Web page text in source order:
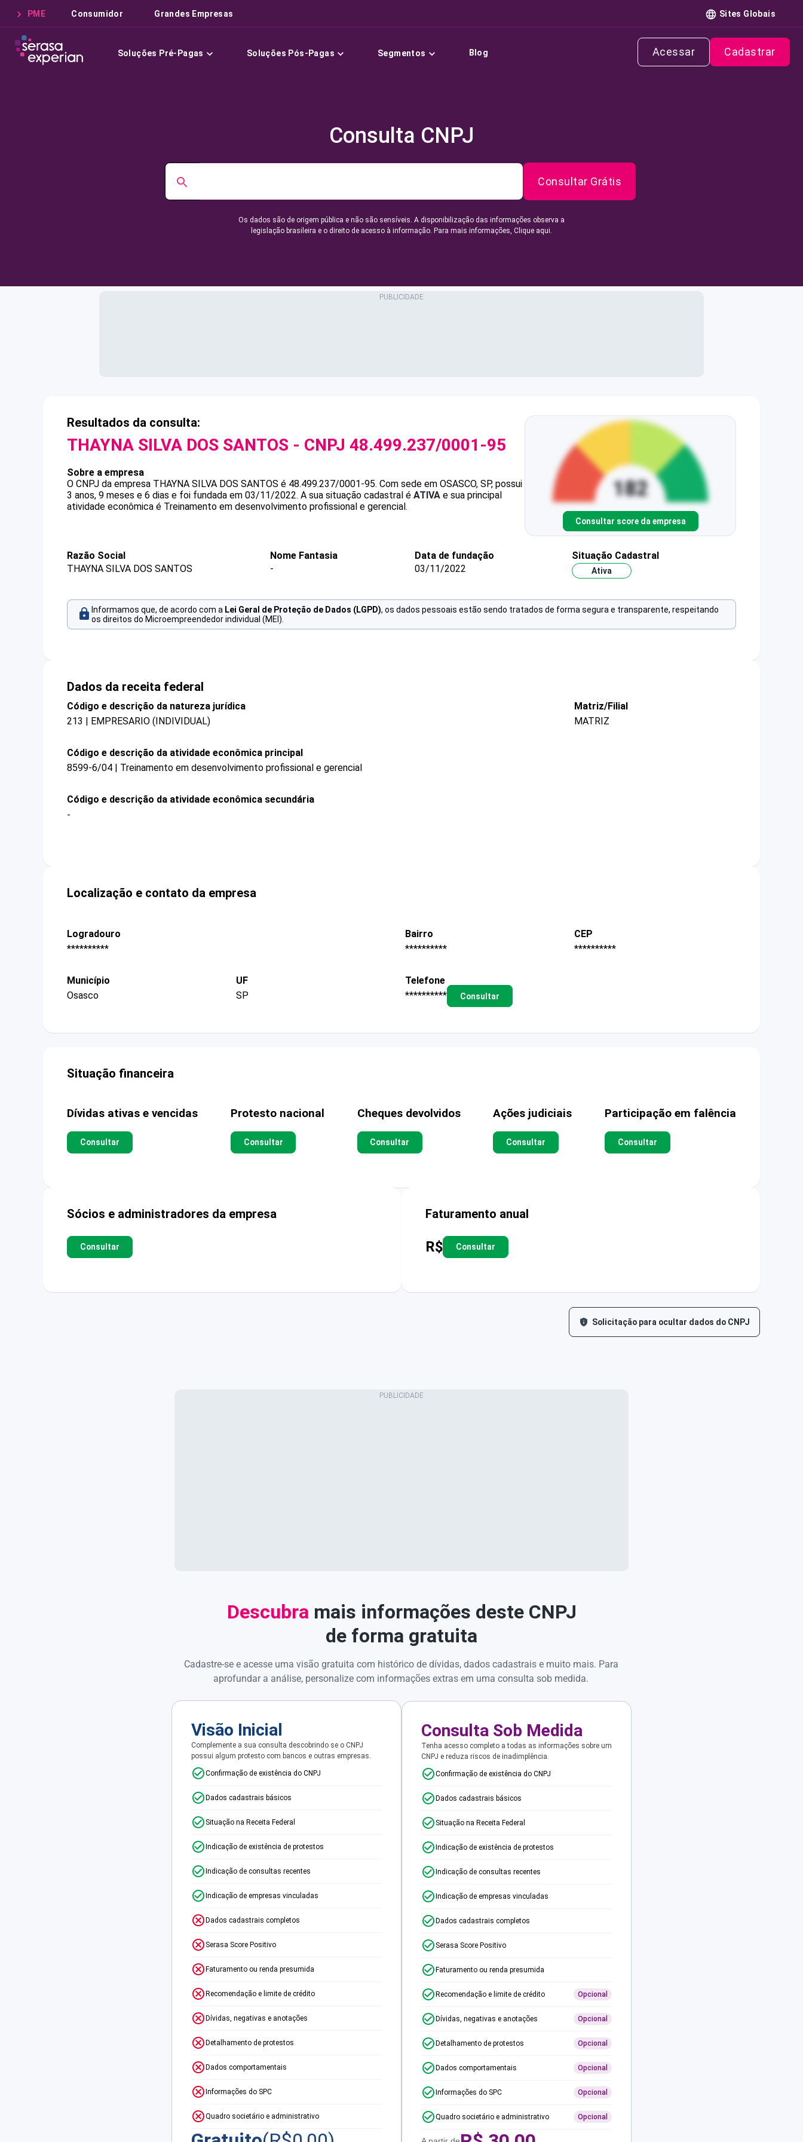
PME Consumidor Grandes Empresas Sites Globais
Soluções Pré-Pagas Soluções Pós-Pagas Segmentos Blog Acessar Cadastrar
Consulta CNPJ
Consultar Grátis
Os dados são de origem pública e não são sensíveis. A disponibilização das informações observa a
legislação brasileira e o direito de acesso à informação. Para mais informações, Clique aqui.
Resultados da consulta:
THAYNA SILVA DOS SANTOS - CNPJ 48.499.237/0001-95
Sobre a empresa
O CNPJ da empresa THAYNA SILVA DOS SANTOS é 48.499.237/0001-95. Com sede em OSASCO, SP, possui
3 anos, 9 meses e 6 dias e foi fundada em 03/11/2022. A sua situação cadastral é ATIVA e sua principal
atividade econômica é Treinamento em desenvolvimento profissional e gerencial.
Consultar score da empresa
Razão Social
THAYNA SILVA DOS SANTOS
Nome Fantasia
-
Data de fundação
03/11/2022
Situação Cadastral
Ativa
Informamos que, de acordo com a Lei Geral de Proteção de Dados (LGPD), os dados pessoais estão sendo tratados de forma segura e transparente, respeitando
os direitos do Microempreendedor individual (MEI).
Dados da receita federal
Código e descrição da natureza jurídica
213 | EMPRESARIO (INDIVIDUAL)
Matriz/Filial
MATRIZ
Código e descrição da atividade econômica principal
8599-6/04 | Treinamento em desenvolvimento profissional e gerencial
Código e descrição da atividade econômica secundária
-
Localização e contato da empresa
Logradouro
**********
Bairro
**********
CEP
**********
Município
Osasco
UF
SP
Telefone
**********
Consultar
Situação financeira
Dívidas ativas e vencidas
Consultar
Protesto nacional
Consultar
Cheques devolvidos
Consultar
Ações judiciais
Consultar
Participação em falência
Consultar
Sócios e administradores da empresa
Consultar
Faturamento anual
R$ Consultar
Solicitação para ocultar dados do CNPJ
Descubra mais informações deste CNPJ
de forma gratuita
Cadastre-se e acesse uma visão gratuita com histórico de dívidas, dados cadastrais e muito mais. Para
aprofundar a análise, personalize com informações extras em uma consulta sob medida.
Visão Inicial
Complemente a sua consulta descobrindo se o CNPJ
possui algum protesto com bancos e outras empresas.
Confirmação de existência do CNPJ
Dados cadastrais básicos
Situação na Receita Federal
Indicação de existência de protestos
Indicação de consultas recentes
Indicação de empresas vinculadas
Dados cadastrais completos
Serasa Score Positivo
Faturamento ou renda presumida
Recomendação e limite de crédito
Dívidas, negativas e anotações
Detalhamento de protestos
Dados comportamentais
Informações do SPC
Quadro societário e administrativo
Consulta Sob Medida
Tenha acesso completo a todas as informações sobre um
CNPJ e reduza riscos de inadimplência.
Confirmação de existência do CNPJ
Dados cadastrais básicos
Situação na Receita Federal
Indicação de existência de protestos
Indicação de consultas recentes
Indicação de empresas vinculadas
Dados cadastrais completos
Serasa Score Positivo
Faturamento ou renda presumida
Recomendação e limite de crédito Opcional
Dívidas, negativas e anotações Opcional
Detalhamento de protestos Opcional
Dados comportamentais Opcional
Informações do SPC Opcional
Quadro societário e administrativo Opcional